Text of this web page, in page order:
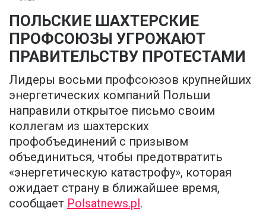
ПОЛЬСКИЕ ШАХТЕРСКИЕ
ПРОФСОЮЗЫ УГРОЖАЮТ
ПРАВИТЕЛЬСТВУ ПРОТЕСТАМИ
Лидеры восьми профсоюзов крупнейших
энергетических компаний Польши
направили открытое письмо своим
коллегам из шахтерских
профобъединений с призывом
объединиться, чтобы предотвратить
«энергетическую катастрофу», которая
ожидает страну в ближайшее время,
сообщает Polsatnews.pl.